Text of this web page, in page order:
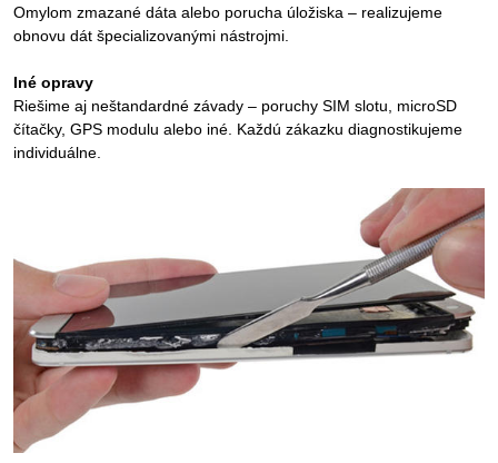
Omylom zmazané dáta alebo porucha úložiska – realizujeme
obnovu dát špecializovanými nástrojmi.
Iné opravy
Riešime aj neštandardné závady – poruchy SIM slotu, microSD
čítačky, GPS modulu alebo iné. Každú zákazku diagnostikujeme
individuálne.